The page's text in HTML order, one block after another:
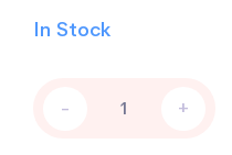
In Stock
مدور- +